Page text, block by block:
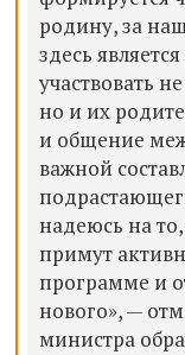
родину, за
здесь
участвовать
но и их
и общение
важной
надеюсь на
примут
программе и
нового», —
министра